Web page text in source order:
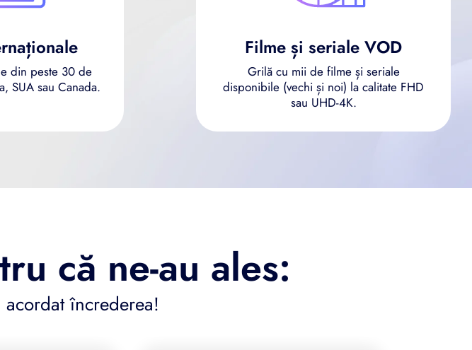
din peste 30 de
SUA sau Canada.
Filme și seriale VOD
Grilă cu mii de filme și seriale
disponibile (vechi și noi) la calitate FHD
sau UHD-4K.
că ne-au ales:
încrederea!